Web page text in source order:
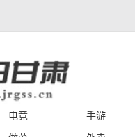
电竞
手游